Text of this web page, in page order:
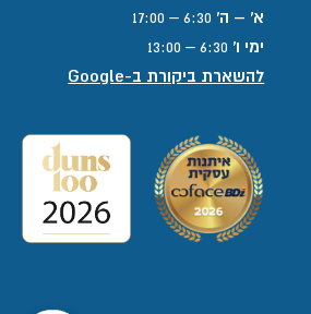
א' – ה'
ימי ו'
להשארת ביקורת ב-Google